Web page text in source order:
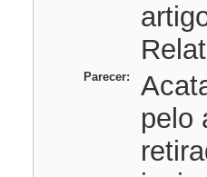
Parecer:
pelo